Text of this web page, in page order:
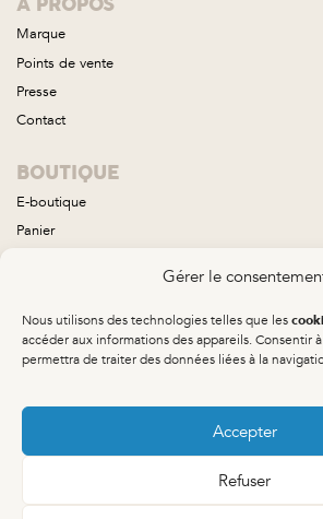
Gérer le
Nous utilisons des technologies telles que les
accéder aux informations des appareils. Consentir
permettra de traiter des données liées à la
Accepter
Refuser
Marque
Points de vente
Presse
Contact
BOUTIQUE
E-boutique
Panier
Conditions générales de vente
COLLECTIONS
Aube
Neptune
Orion